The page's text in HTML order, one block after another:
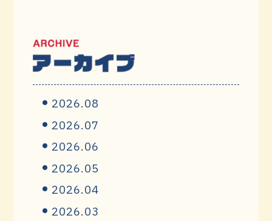
2026.08
2026.07
2026.06
2026.05
2026.04
2026.03